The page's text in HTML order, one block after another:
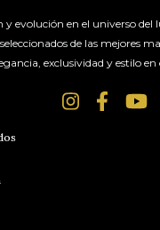
y evolución en el universo del
de las mejores
exclusividad y estilo en